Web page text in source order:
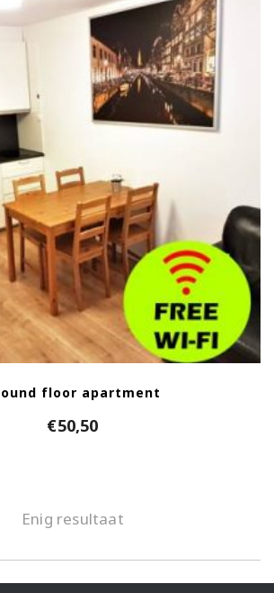
floor apartment
€50,50
Enig resultaat